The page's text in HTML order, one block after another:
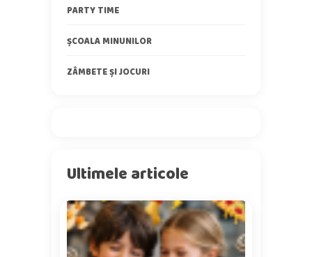
PARTY TIME
ȘCOALA MINUNILOR
ZÂMBETE ȘI JOCURI
Ultimele articole